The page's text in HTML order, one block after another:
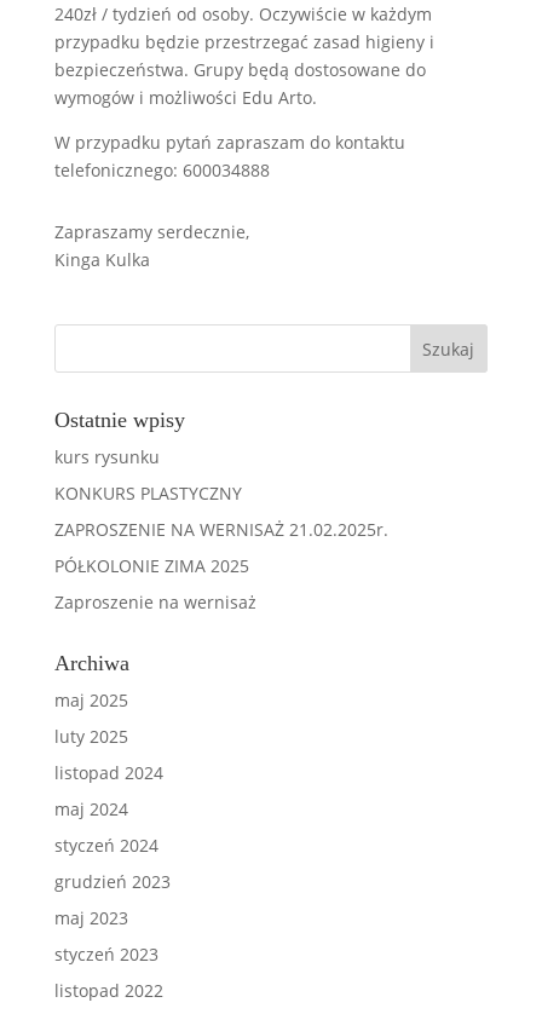
240zł / tydzień od osoby. Oczywiście w każdym
przypadku będzie przestrzegać zasad higieny i
bezpieczeństwa. Grupy będą dostosowane do
wymogów i możliwości Edu Arto.
W przypadku pytań zapraszam do kontaktu
telefonicznego: 600034888
Zapraszamy serdecznie,
Kinga Kulka
Ostatnie wpisy
kurs rysunku
KONKURS PLASTYCZNY
ZAPROSZENIE NA WERNISAŻ 21.02.2025r.
PÓŁKOLONIE ZIMA 2025
Zaproszenie na wernisaż
Archiwa
maj 2025
luty 2025
listopad 2024
maj 2024
styczeń 2024
grudzień 2023
maj 2023
styczeń 2023
listopad 2022